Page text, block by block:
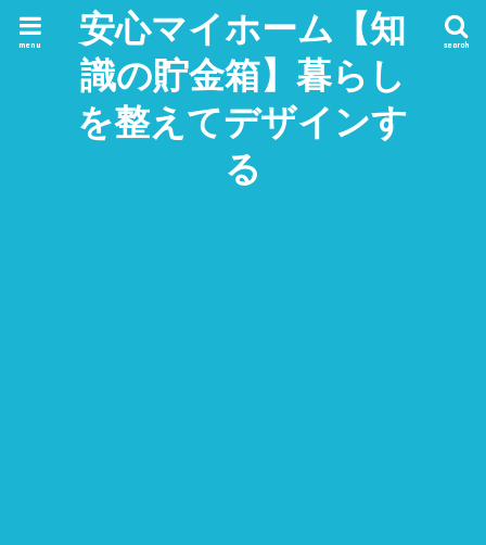
安心マイホーム【知
識の貯金箱】暮らし
を整えてデザインす
る
search
menu